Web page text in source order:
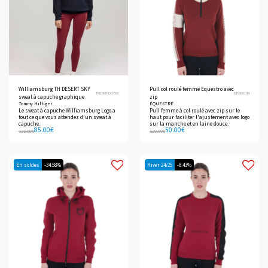
Williamsburg TH DESERT SKY
sweat à capuche graphique
TH13MHOO765
Tommy Hilfiger
Le sweat à capuche Williamsburg Logo a
tout ce que vous attendez d'un sweat à
capuche.
122.00€85.00€
Pull col roulé femme Equestro avec
zip
ETW00194
ÉQUESTRE
Pull femme à col roulé avec zip sur le
haut pour faciliter l'ajustement avec logo
sur la manche et en laine douce.
139.00€50.00€
En soldes -34.58% Hiver 24/25 -8.43%